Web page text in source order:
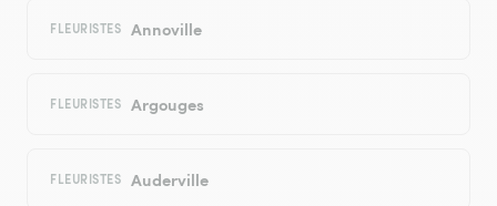
FLEURISTES Annoville
FLEURISTES Argouges
FLEURISTES Auderville